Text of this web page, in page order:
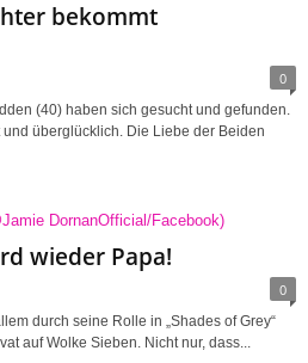
bekommt
0
(40) haben sich gesucht und gefunden.
überglücklich. Die Liebe der Beiden
wieder Papa!
0
durch seine Rolle in „Shades of Grey“
auf Wolke Sieben. Nicht nur, dass...